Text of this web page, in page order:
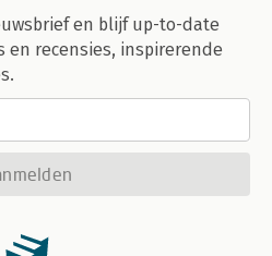
en blijf up-to-date
recensies, inspirerende